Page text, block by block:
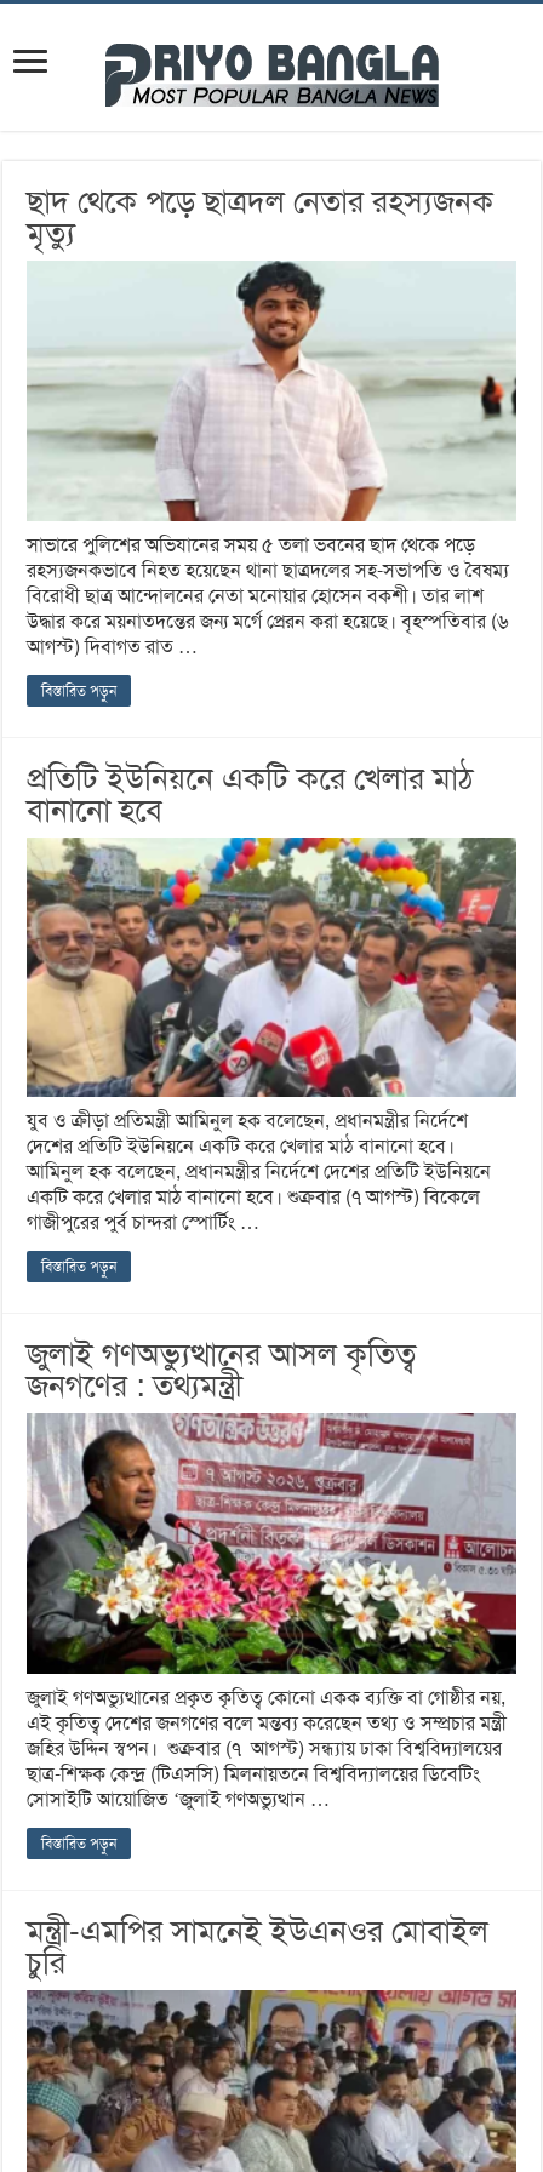
ছাদ থেকে পড়ে ছাত্রদল নেতার রহস্যজনক
মৃত্যু
সাভারে পুলিশের অভিযানের সময় ৫ তলা ভবনের ছাদ থেকে পড়ে
রহস্যজনকভাবে নিহত হয়েছেন থানা ছাত্রদলের সহ-সভাপতি ও বৈষম্য
বিরোধী ছাত্র আন্দোলনের নেতা মনোয়ার হোসেন বকশী। তার লাশ
উদ্ধার করে ময়নাতদন্তের জন্য মর্গে প্রেরন করা হয়েছে। বৃহস্পতিবার (৬
আগস্ট) দিবাগত রাত …
বিস্তারিত পড়ুন
প্রতিটি ইউনিয়নে একটি করে খেলার মাঠ
বানানো হবে
যুব ও ক্রীড়া প্রতিমন্ত্রী আমিনুল হক বলেছেন, প্রধানমন্ত্রীর নির্দেশে
দেশের প্রতিটি ইউনিয়নে একটি করে খেলার মাঠ বানানো হবে।
আমিনুল হক বলেছেন, প্রধানমন্ত্রীর নির্দেশে দেশের প্রতিটি ইউনিয়নে
একটি করে খেলার মাঠ বানানো হবে। শুক্রবার (৭ আগস্ট) বিকেলে
গাজীপুরের পুর্ব চান্দরা স্পোর্টিং …
বিস্তারিত পড়ুন
জুলাই গণঅভ্যুত্থানের আসল কৃতিত্ব
জনগণের : তথ্যমন্ত্রী
জুলাই গণঅভ্যুত্থানের প্রকৃত কৃতিত্ব কোনো একক ব্যক্তি বা গোষ্ঠীর নয়,
এই কৃতিত্ব দেশের জনগণের বলে মন্তব্য করেছেন তথ্য ও সম্প্রচার মন্ত্রী
জহির উদ্দিন স্বপন। শুক্রবার (৭ আগস্ট) সন্ধ্যায় ঢাকা বিশ্ববিদ্যালয়ের
ছাত্র-শিক্ষক কেন্দ্র (টিএসসি) মিলনায়তনে বিশ্ববিদ্যালয়ের ডিবেটিং
সোসাইটি আয়োজিত ‘জুলাই গণঅভ্যুত্থান …
বিস্তারিত পড়ুন
মন্ত্রী-এমপির সামনেই ইউএনওর মোবাইল
চুরি